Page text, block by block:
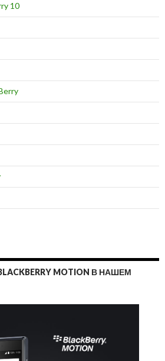
10
MOTION В НАШЕМ